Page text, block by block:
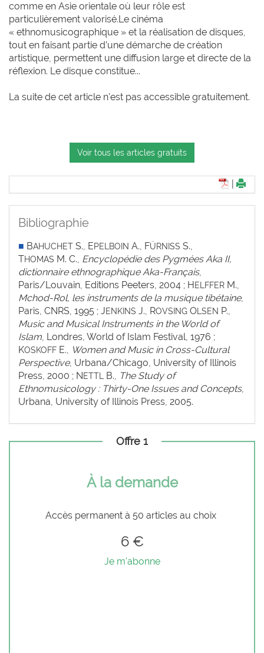
comme en Asie orientale où leur rôle est
particulièrement valorisé.Le cinéma
« ethnomusicographique » et la réalisation de disques,
tout en faisant partie d’une démarche de création
artistique, permettent une diffusion large et directe de la
réflexion. Le disque constitue...
La suite de cet article n'est pas accessible gratuitement.
Voir tous les articles gratuits
Bibliographie
■ BAHUCHET S., EPELBOIN A., FÜRNISS S.,
THOMAS M. C., Encyclopédie des Pygmées Aka II,
dictionnaire ethnographique Aka-Français,
Paris/Louvain, Editions Peeters, 2004 ; HELFFER M.,
Mchod-Rol, les instruments de la musique tibétaine,
Paris, CNRS, 1995 ; JENKINS J., ROVSING O LSEN P.,
Music and Musical Instruments in the World of
Islam, Londres, World of Islam Festival, 1976 ;
KOSKOFF E., Women and Music in Cross-Cultural
Perspective, Urbana/Chicago, University of Illinois
Press, 2000 ; NETTL B., The Study of
Ethnomusicology : Thirty-One Issues and Concepts,
Urbana, University of Illinois Press, 2005.
Offre 1
À la demande
Accès permanent à 50 articles au choix
6 €
Je m'abonne